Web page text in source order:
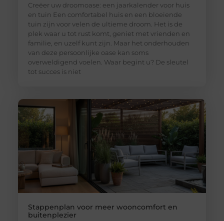
Creëer uw droomoase: een jaarkalender voor huis
en tuin Een comfortabel huis en een bloeiende
tuin zijn voor velen de ultieme droom. Het is de
plek waar u tot rust komt, geniet met vrienden en
familie, en uzelf kunt zijn. Maar het onderhouden
van deze persoonlijke oase kan soms
overweldigend voelen. Waar begint u? De sleutel
tot succes is niet
Stappenplan voor meer wooncomfort en
buitenplezier